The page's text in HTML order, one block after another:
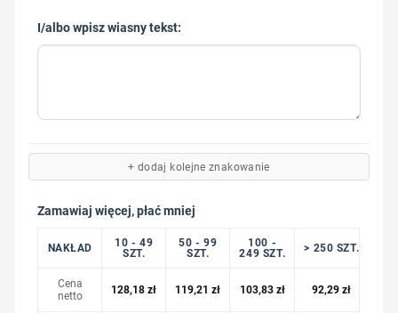
I/albo wpisz wiasny tekst:
+ dodaj kolejne znakowanie
Zamawiaj więcej, płać mniej
NAKŁAD
10 - 49
SZT.
50 - 99
SZT.
100 -
249 SZT.
> 250 SZT.
Cena
netto
128,18zł 119,21zł 103,83 zł 92,29zł